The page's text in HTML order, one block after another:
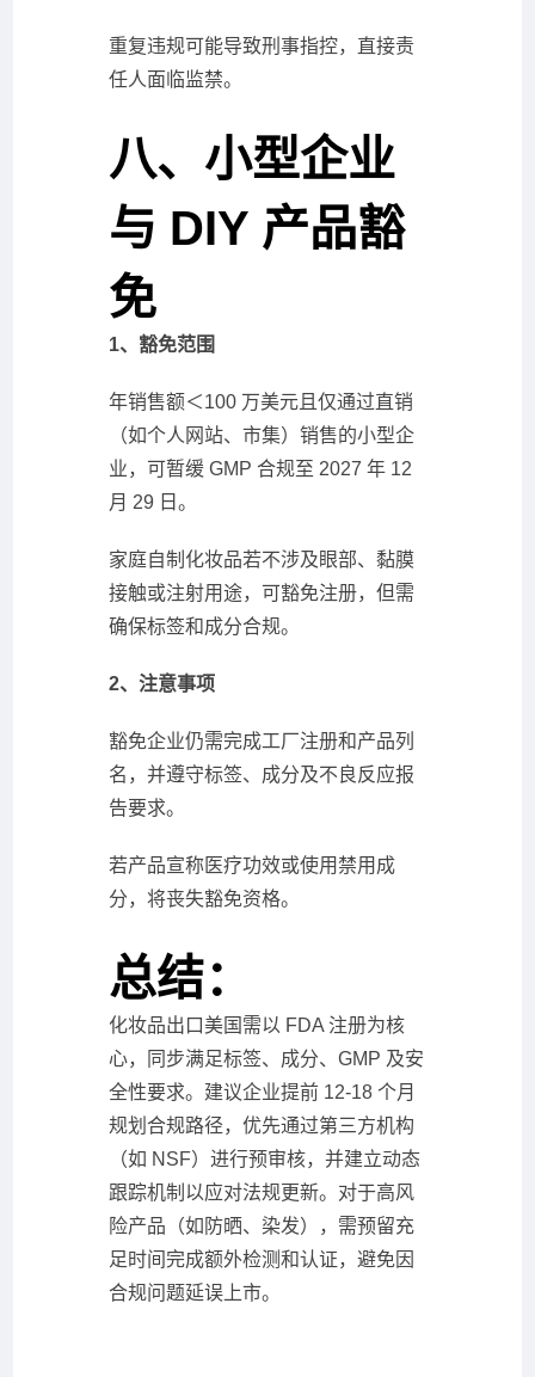
重复违规可能导致刑事指控，直接责
任人面临监禁。
八、小型企业
与 DIY 产品豁
免
1、豁免范围
年销售额＜100 万美元且仅通过直销
（如个人网站、市集）销售的小型企
业，可暂缓 GMP 合规至 2027 年 12
月 29 日。
家庭自制化妆品若不涉及眼部、黏膜
接触或注射用途，可豁免注册，但需
确保标签和成分合规。
2、注意事项
豁免企业仍需完成工厂注册和产品列
名，并遵守标签、成分及不良反应报
告要求。
若产品宣称医疗功效或使用禁用成
分，将丧失豁免资格。
总结：
化妆品出口美国需以 FDA 注册为核
心，同步满足标签、成分、GMP 及安
全性要求。建议企业提前 12-18 个月
规划合规路径，优先通过第三方机构
（如 NSF）进行预审核，并建立动态
跟踪机制以应对法规更新。对于高风
险产品（如防晒、染发），需预留充
足时间完成额外检测和认证，避免因
合规问题延误上市。